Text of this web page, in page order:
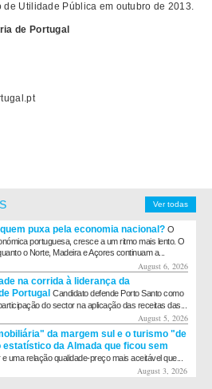
de Utilidade Pública em outubro de 2013.
de Portugal
Ver todas
puxa pela economia nacional? O
portuguesa, cresce a um ritmo mais lento. O
o Norte, Madeira e Açores continuam a...
August 6, 2026
na corrida à liderança da
Portugal Candidato defende Porto Santo como
do sector na aplicação das receitas das...
August 5, 2026
da margem sul e o turismo "de
da Almada que ficou sem
uma relação qualidade-preço mais aceitável que...
August 3, 2026